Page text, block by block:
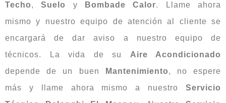
Techo,Suelo y Bombade Calor. Llame ahora
mismo y nuestro equipo de atención al cliente se
encargará de dar aviso a nuestro equipo de
técnicos. La vida de su Aire Acondicionado
depende de un buen
Mantenimiento, no espere
más y llame ahora mismo a nuestro Servicio